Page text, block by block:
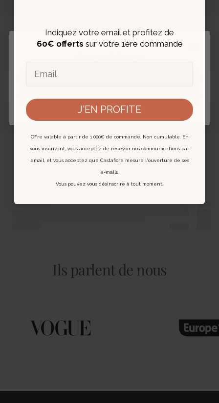
EXPERTISE ET AUTHENTIFICATION
Chaque bijou est expertisé et livré avec un
certificat digital.
En savoir plus
Vous pourriez aussi aimer
Ils parlent de nous
Indiquez votre email et profitez de
60€ offerts sur votre 1ère commande
J'EN PROFITE
Offre valable à partir de 1 000€ de commande. Non cumulable. En
vous inscrivant, vous acceptez de recevoir nos communications par
email, et vous acceptez que Castafiore mesure l'ouverture de ses
e-mails.
Vous pouvez vous désinscrire à tout moment.